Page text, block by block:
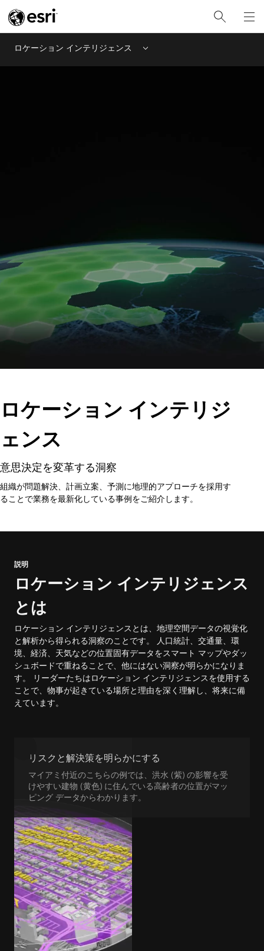
ロケーション インテリジェンス Menu
ロケーション インテリジ
ェンス
意思決定を変革する洞察
組織が問題解決、計画立案、予測に地理的アプローチを採用す
ることで業務を最新化している事例をご紹介します。
説明
ロケーション インテリジェンス
とは
ロケーション インテリジェンスとは、地理空間データの視覚化
と解析から得られる洞察のことです。 人口統計、交通量、環
境、経済、天気などの位置固有データをスマート マップやダッ
シュボードで重ねることで、他にはない洞察が明らかになりま
す。 リーダーたちはロケーション インテリジェンスを使用する
ことで、物事が起きている場所と理由を深く理解し、将来に備
えています。
リスクと解決策を明らかにする
マイアミ付近のこちらの例では、洪水 (紫) の影響を受
けやすい建物 (黄色) に住んでいる高齢者の位置がマッ
ピング データからわかります。